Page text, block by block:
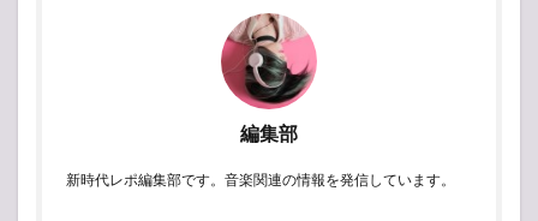
編集部
新時代レポ編集部です。音楽関連の情報を発信しています。